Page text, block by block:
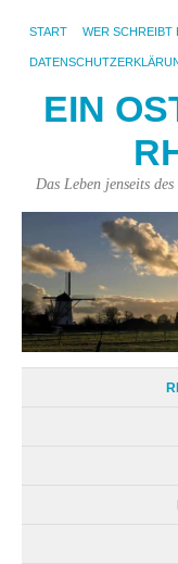
START WER SCHREIBT
EIN
Das Leben jenseits